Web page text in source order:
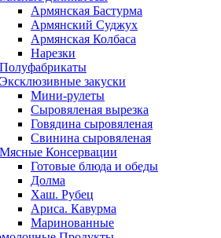
Армянская Бастурма
Армянский Суджух
Армянская Колбаса
Нарезки
Полуфабрикаты
Эксклюзивные закуски
Мини-рулеты
Сыровяленая вырезка
Говядина сыровяленая
Свинина сыровяленая
Мясные Консервации
Готовые блюда и обеды
Долма
Хаш. Рубец
Ариса. Кавурма
Маринованные